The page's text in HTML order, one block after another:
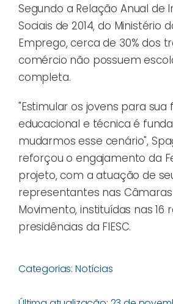
Segundo a Relação Anual de
Sociais de 2014, do Ministério
Emprego, cerca de 30% dos
comércio não possuem
completa.
"Estimular os jovens para
educacional e técnica é
mudarmos esse cenário",
reforçou o engajamento da
projeto, com a atuação de
representantes nas Câmaras
Movimento, instituídas nas 16
presidências da FIESC.
Categorias: Notícias